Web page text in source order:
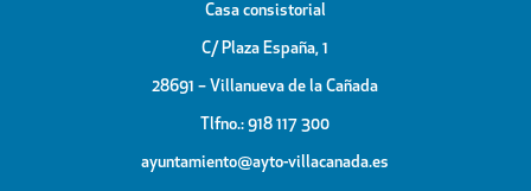
Casa consistorial
C/ Plaza España, 1
28691 – Villanueva de la Cañada
Tlfno.: 918 117 300
ayuntamiento@ayto-villacanada.es